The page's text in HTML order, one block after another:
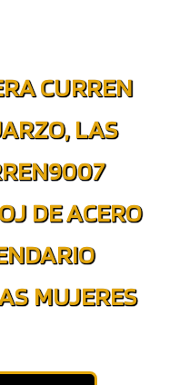
CURREN
LAS
DE ACERO
MUJERES